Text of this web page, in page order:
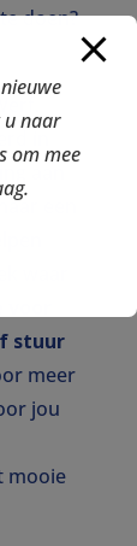
doen?
in
aan
een
stuur
meer
jou
mooie
u naar
om mee